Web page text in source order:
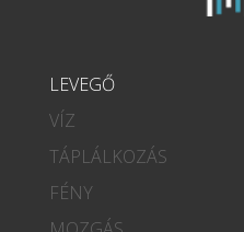
LEVEGŐ
VÍZ
TÁPLÁLKOZÁS
FÉNY